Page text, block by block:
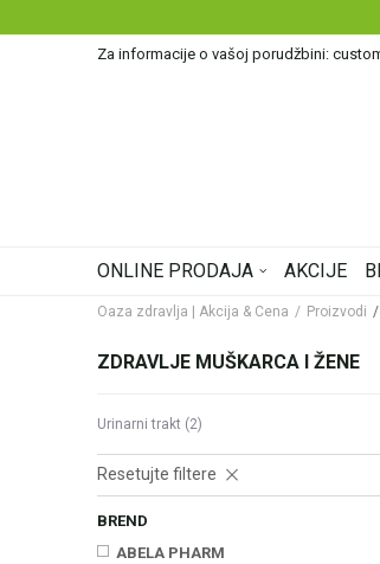
Za informacije o vašoj porudžbini:
ONLINE PRODAJA AKCIJE
Oaza zdravlja | Akcija & Cena Proizvodi
ZDRAVLJE MUŠKARCA I ŽENE
Urinarni trakt (2)
Resetujte filtere
BREND
ABELA PHARM